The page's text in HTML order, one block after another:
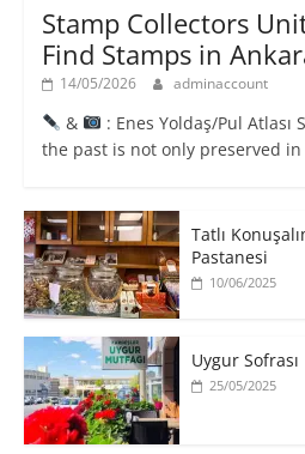
Stamp Collectors
Find Stamps in
14/05/2026 adminaccount
&
: Enes Yoldaş/Pul
the past is not only preserved
Tatlı
Pastanesi
10/06/2025
Uygur Sofrası
25/05/2025